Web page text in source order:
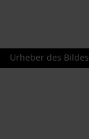
Urheber des Bildes